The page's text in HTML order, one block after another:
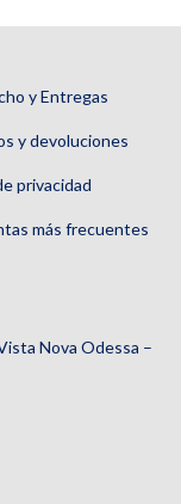
y Entregas
y devoluciones
privacidad
más frecuentes
Nova Odessa –